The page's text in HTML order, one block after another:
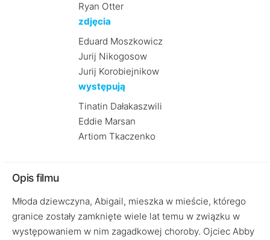
Ryan Otter
zdjęcia
Eduard Moszkowicz
Jurij Nikogosow
Jurij Korobiejnikow
występują
Tinatin Dałakaszwili
Eddie Marsan
Artiom Tkaczenko
Opis filmu
Młoda dziewczyna, Abigail, mieszka w mieście, którego
granice zostały zamknięte wiele lat temu w związku w
występowaniem w nim zagadkowej choroby. Ojciec Abby